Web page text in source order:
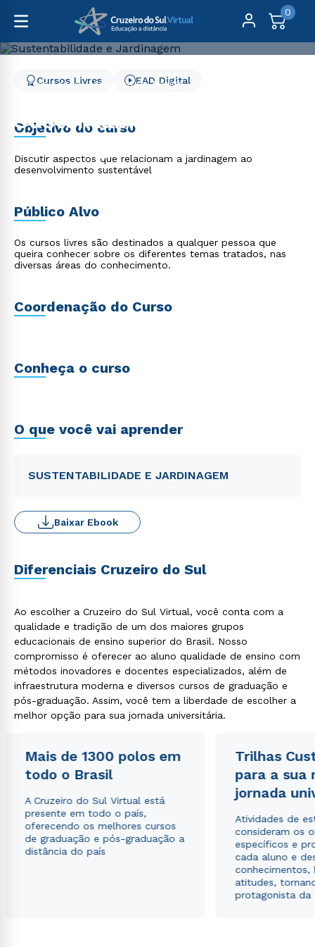
0
Cursos Livres
Arquitetura, Design, Artes e Moda
Sustentabilidade e
Jardinagem
Cursos Livres EAD Digital
Objetivo do curso
Discutir aspectos que relacionam a jardinagem ao
desenvolvimento sustentável
Público Alvo
Os cursos livres são destinados a qualquer pessoa que
queira conhecer sobre os diferentes temas tratados, nas
diversas áreas do conhecimento.
Coordenação do Curso
Conheça o curso
O que você vai aprender
SUSTENTABILIDADE E JARDINAGEM
Baixar Ebook
Diferenciais Cruzeiro do Sul
Ao escolher a Cruzeiro do Sul Virtual, você conta com a
qualidade e tradição de um dos maiores grupos
educacionais de ensino superior do Brasil. Nosso
compromisso é oferecer ao aluno qualidade de ensino com
métodos inovadores e docentes especializados, além de
infraestrutura moderna e diversos cursos de graduação e
pós-graduação. Assim, você tem a liberdade de escolher a
melhor opção para sua jornada universitária.
Mais de 1300 polos em
todo o Brasil
A Cruzeiro do Sul Virtual está
presente em todo o país,
oferecendo os melhores cursos
de graduação e pós-graduação a
distância do país
Trilhas
para a sua
jornada
Atividades de
consideram os
específicos e
cada aluno e
conhecimentos,
atitudes,
protagonista da